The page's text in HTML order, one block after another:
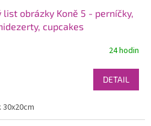
obrázky Koně 5 - perníčky,
cupcakes
24 hodin
DETAIL